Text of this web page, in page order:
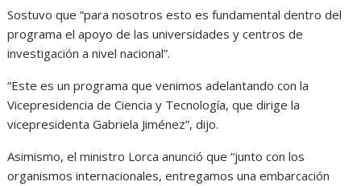
Sostuvo que “para nosotros esto es fundamental dentro del
programa el apoyo de las universidades y centros de
investigación a nivel nacional”.
“Este es un programa que venimos adelantando con la
Vicepresidencia de Ciencia y Tecnología, que dirige la
vicepresidenta Gabriela Jiménez”, dijo.
Asimismo, el ministro Lorca anunció que “junto con los
organismos internacionales, entregamos una embarcación